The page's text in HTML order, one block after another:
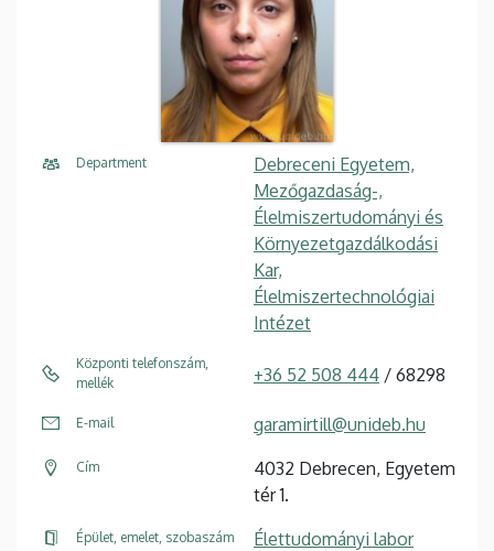
Department
Debreceni Egyetem,
Mezőgazdaság-,
Élelmiszertudományi és
Környezetgazdálkodási
Kar,
Élelmiszertechnológiai
Intézet
Központi telefonszám,
mellék
+36 52 508 444 / 68298
E-mail garamirtill@unideb.hu
Cím
4032 Debrecen, Egyetem
tér 1.
Épület, emelet, szobaszám
Élettudományi labor